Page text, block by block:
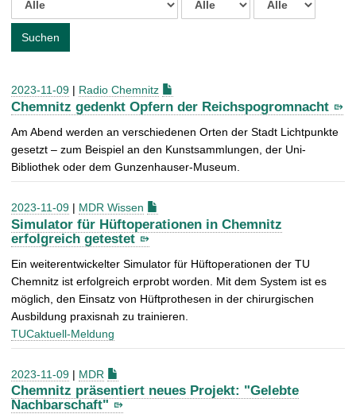
e
h
:
Suchen
2023-11-09 | Radio Chemnitz
Chemnitz gedenkt Opfern der Reichspogromnacht
Am Abend werden an verschiedenen Orten der Stadt Lichtpunkte
gesetzt – zum Beispiel an den Kunstsammlungen, der Uni-
Bibliothek oder dem Gunzenhauser-Museum.
2023-11-09 | MDR Wissen
Simulator für Hüftoperationen in Chemnitz
erfolgreich getestet
Ein weiterentwickelter Simulator für Hüftoperationen der TU
Chemnitz ist erfolgreich erprobt worden. Mit dem System ist es
möglich, den Einsatz von Hüftprothesen in der chirurgischen
Ausbildung praxisnah zu trainieren.
TUCaktuell-Meldung
2023-11-09 | MDR
Chemnitz präsentiert neues Projekt: "Gelebte
Nachbarschaft"